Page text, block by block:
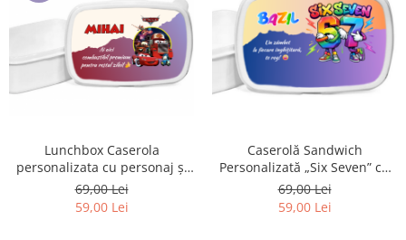
Lunchbox Caserola
personalizata cu personaj și
nume pentru sandwich
69,00 Lei
59,00 Lei
Caserolă Sandwich
Personalizată „Six Seven” cu
Nume – Cutie Mâncare Copii
69,00 Lei
59,00 Lei